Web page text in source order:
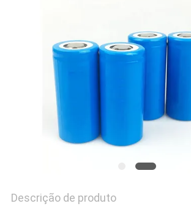
PRIVACIDADE
Descrição de produto